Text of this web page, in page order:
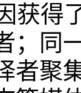
获得
；同
者聚